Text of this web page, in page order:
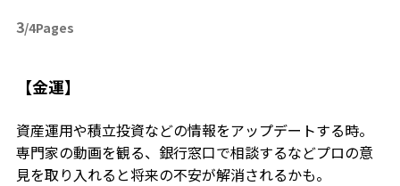
3/4Pages
【金運】
資産運用や積立投資などの情報をアップデートする時。
専門家の動画を観る、銀行窓口で相談するなどプロの意
見を取り入れると将来の不安が解消されるかも。